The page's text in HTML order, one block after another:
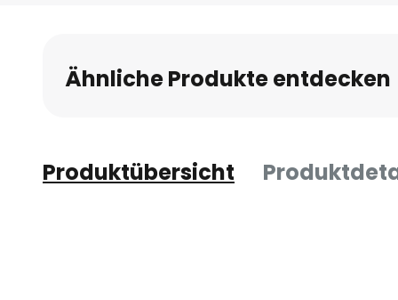
Bildgalerie
springen
Ähnliche Produkte entdecken
Produktübersicht